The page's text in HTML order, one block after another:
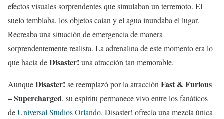
efectos visuales sorprendentes que simulaban un terremoto. El
suelo temblaba, los objetos caían y el agua inundaba el lugar.
Recreaba una situación de emergencia de manera
sorprendentemente realista. La adrenalina de este momento era lo
que hacía deDisaster! una atracción tan memorable.
AunqueDisaster! se reemplazó por la atracción Fast & Furious
– Supercharged, su espíritu permanece vivo entre los fanáticos
deUniversal Studios Orlando. Disaster! ofrecía una mezcla única